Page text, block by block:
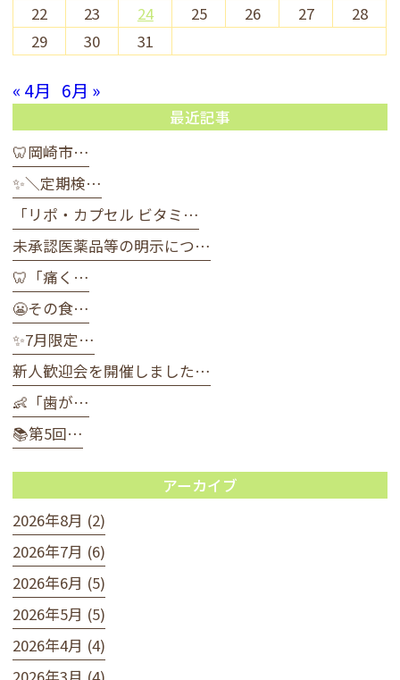
22
23 24 25 26 27
28
29
30 31
« 4月 6月 »
最近記事
🦷岡崎市…
✨＼定期検…
「リポ・カプセル ビタミ…
未承認医薬品等の明示につ…
🦷「痛く…
😬その食…
✨7月限定…
新人歓迎会を開催しました…
👶「歯が…
📚第5回…
アーカイブ
2026年8月 (2)
2026年7月 (6)
2026年6月 (5)
2026年5月 (5)
2026年4月 (4)